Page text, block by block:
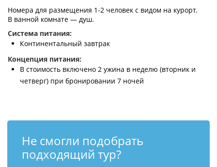
Номера для размещения 1-2 человек с видом на курорт.
В ванной комнате — душ.
Система питания:
Континентальный завтрак
Концепция питания:
В стоимость включено 2 ужина в неделю (вторник и
четверг) при бронировании 7 ночей
Не смогли подобрать
подходящий тур?